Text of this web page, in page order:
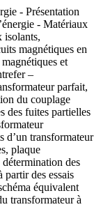
- Présentation
- Matériaux
isolants,
magnétiques en
et
–
parfait,
du couplage
des fuites partielles
d’un transformateur
plaque
des
partir des essais
équivalent
transformateur à